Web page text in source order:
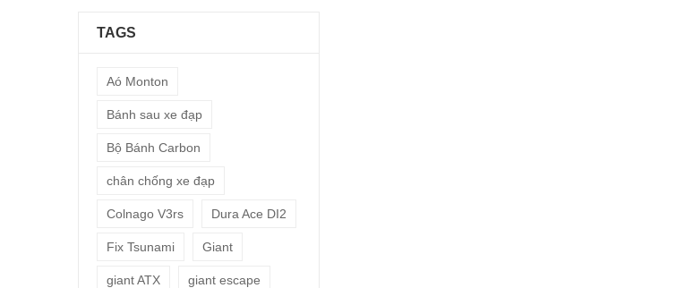
TAGS
Aó Monton
Bánh sau xe đạp
Bộ Bánh Carbon
chân chống xe đạp
Colnago V3rs Dura Ace DI2
Fix Tsunami Giant
giant ATX giant escape